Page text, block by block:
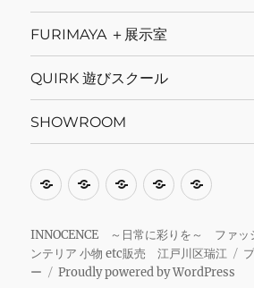
FURIMAYA ＋展示室
QUIRK 遊びスクール
SHOWROOM
当
イ
ト
に
ス
ー
ル
予
FURIMAYA
展
示
室
QUIRK
び
ス
ク
INNOCENCE ～日常に彩りを～ ファッ
ンテリア 小物 etc販売 江戸川区瑞江
ー
Proudly powered by WordPress